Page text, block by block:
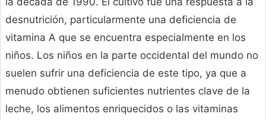
desnutrición, particularmente una deficiencia de
vitamina A que se encuentra especialmente en los
niños. Los niños en la parte occidental del mundo no
suelen sufrir una deficiencia de este tipo, ya que a
menudo obtienen suficientes nutrientes clave de la
leche, los alimentos enriquecidos o las vitaminas